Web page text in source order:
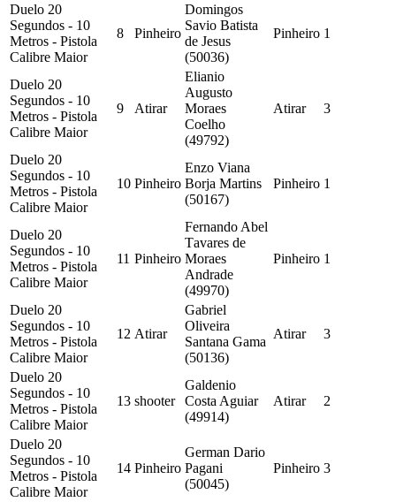
Duelo 20
Segundos - 10
Metros - Pistola
Calibre Maior
8 Pinheiro
Domingos
Savio Batista
de Jesus
(50036)
Pinheiro 1
Duelo 20
Segundos - 10
Metros - Pistola
Calibre Maior
9 Atirar
Elianio
Augusto
Moraes
Coelho
(49792)
Atirar 3
Duelo 20
Segundos - 10
Metros - Pistola
Calibre Maior
10 Pinheiro
Enzo Viana
Borja Martins
(50167)
Pinheiro 1
Duelo 20
Segundos - 10
Metros - Pistola
Calibre Maior
11 Pinheiro
Fernando Abel
Tavares de
Moraes
Andrade
(49970)
Pinheiro 1
Duelo 20
Segundos - 10
Metros - Pistola
Calibre Maior
12 Atirar
Gabriel
Oliveira
Santana Gama
(50136)
Atirar 3
Duelo 20
Segundos - 10
Metros - Pistola
Calibre Maior
13 shooter
Galdenio
Costa Aguiar
(49914)
Atirar 2
Duelo 20
Segundos - 10
Metros - Pistola
Calibre Maior
14 Pinheiro
German Dario
Pagani
(50045)
Pinheiro 3